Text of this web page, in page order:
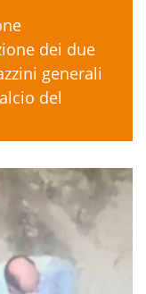
dei due
generali
del